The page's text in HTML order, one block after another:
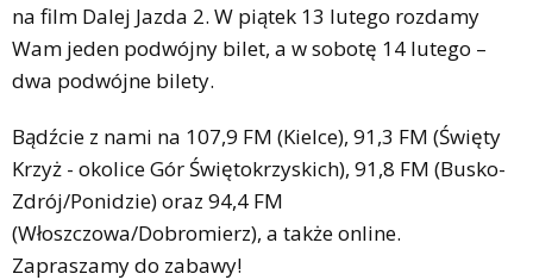
na film Dalej Jazda 2. W piątek 13 lutego rozdamy
Wam jeden podwójny bilet, a w sobotę 14 lutego –
dwa podwójne bilety.
Bądźcie z nami na 107,9 FM (Kielce), 91,3 FM (Święty
Krzyż - okolice Gór Świętokrzyskich), 91,8 FM (Busko-
Zdrój/Ponidzie) oraz 94,4 FM
(Włoszczowa/Dobromierz), a także online.
Zapraszamy do zabawy!